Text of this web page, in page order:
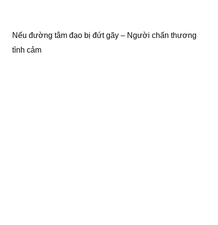
Nếu đường tâm đạo bị đứt gãy – Người chấn thương
tình cảm